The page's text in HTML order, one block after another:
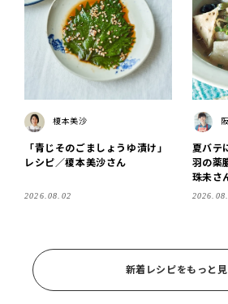
榎本美沙
「青じそのごましょうゆ漬け」
レシピ／榎本美沙さん
2026.08.02
夏バテ
羽の薬
珠未さ
新着レシピをもっと